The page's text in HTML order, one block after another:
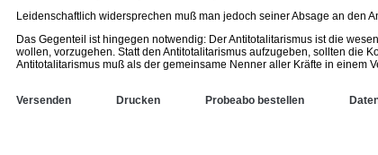
Leidenschaftlich widersprechen muß man jedoch seiner Absage an den
Das Gegenteil ist hingegen notwendig: Der Antitotalitarismus ist die
wollen, vorzugehen. Statt den Antitotalitarismus aufzugeben, sollten die
Antitotalitarismus muß als der gemeinsame Nenner aller Kräfte in einem
Versenden Drucken Probeabo bestellen